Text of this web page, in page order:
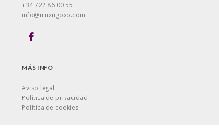
+34 722 86 00 55
info@muxugoxo.com
MÁS INFO
Aviso legal
Política de privacidad
Política de cookies